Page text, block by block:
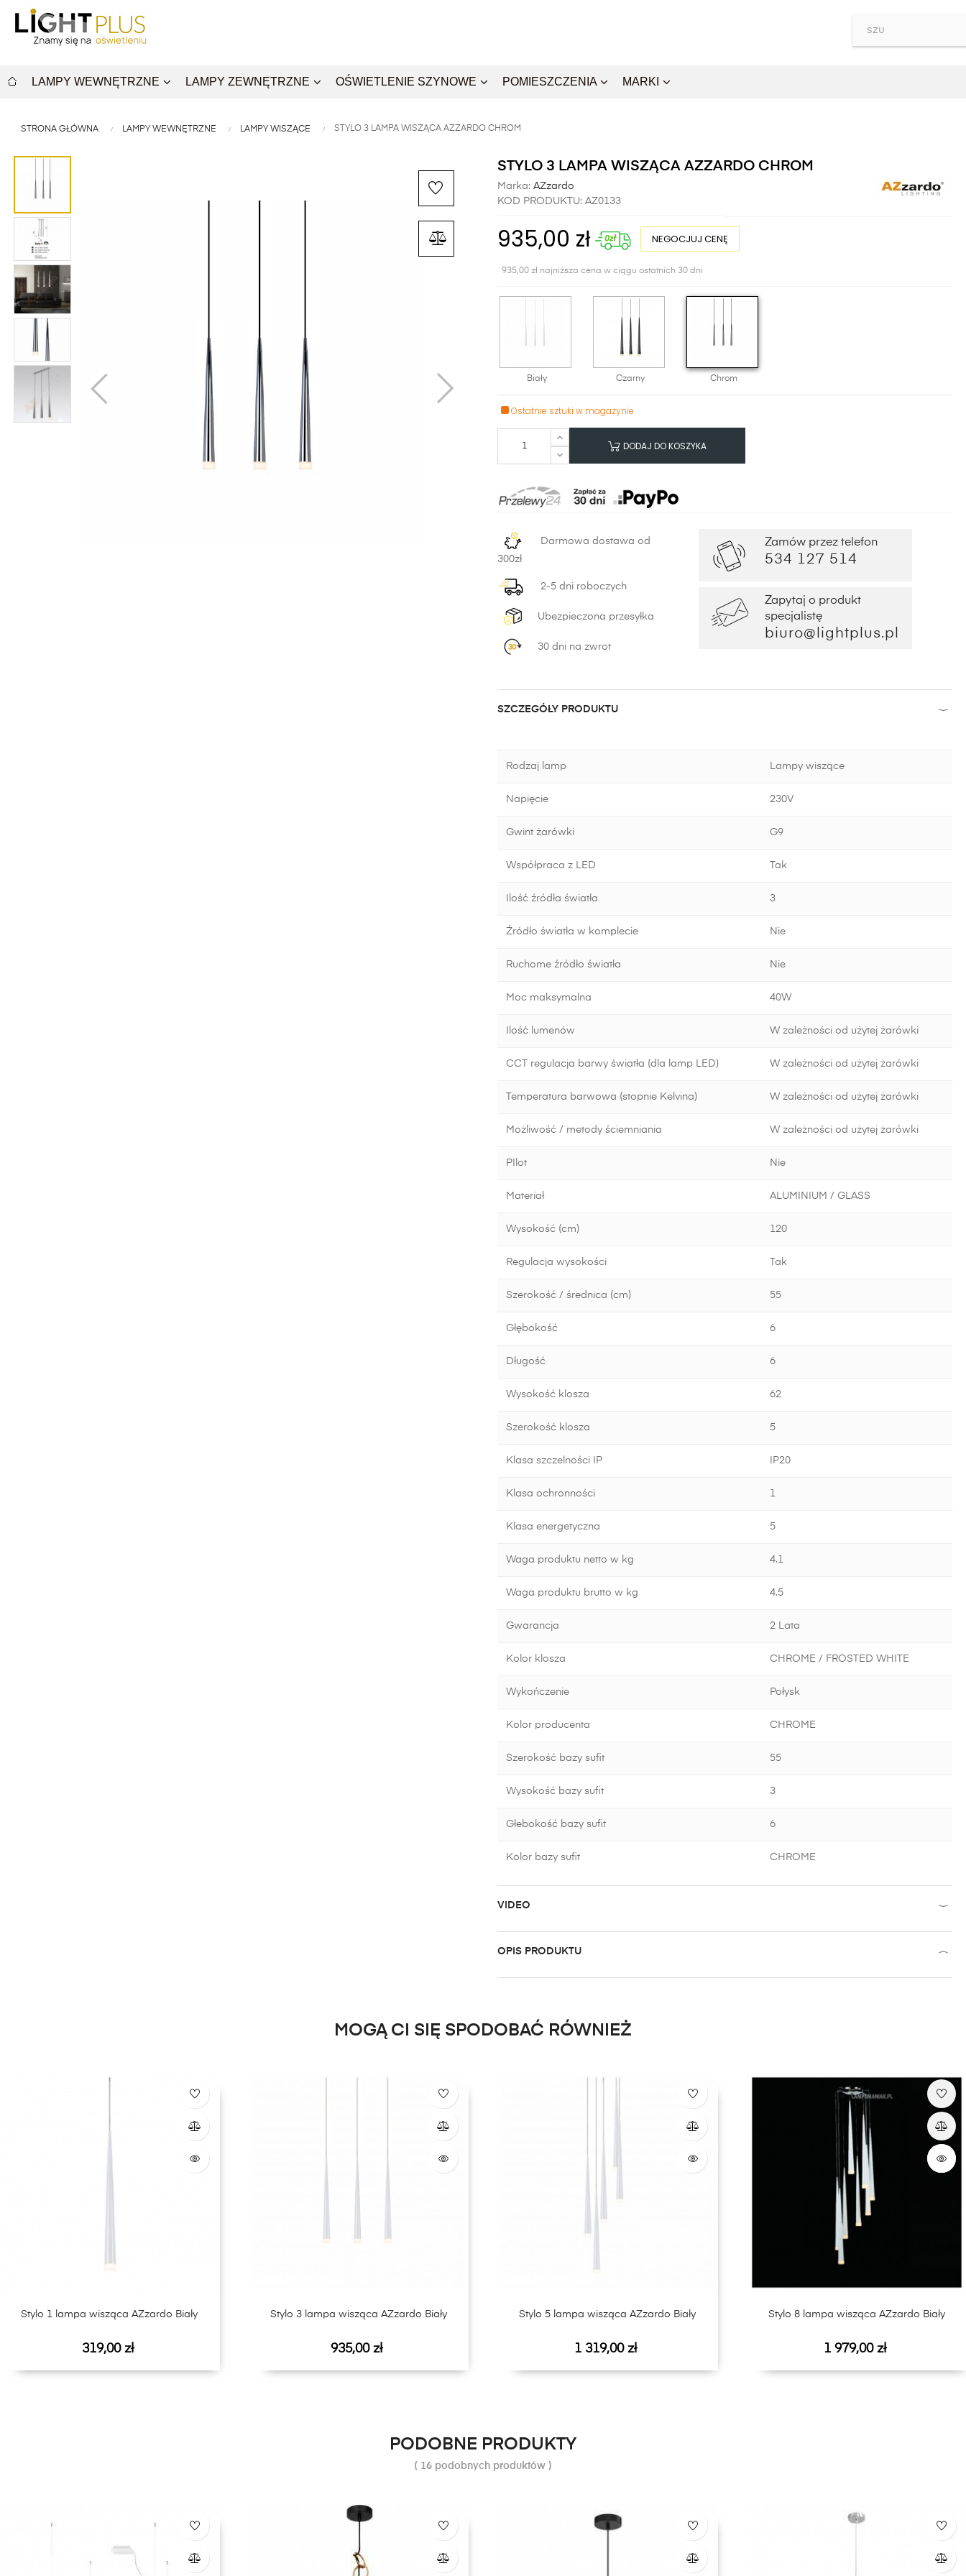
LAMPY WEWNĘTRZNE LAMPY ZEWNĘTRZNE OŚWIETLENIE SZYNOWE POMIESZCZENIA MARKI
STRONA GŁÓWNA LAMPY WEWNĘTRZNE LAMPY WISZĄCE STYLO 3 LAMPA WISZĄCA AZZARDO CHROM
STYLO 3 LAMPA WISZĄCA AZZARDO CHROM
Marka: AZzardo
KOD PRODUKTU: AZ0133
935,00 zł NEGOCJUJ CENĘ
935,00 zł najniższa cena w ciągu ostatnich 30 dni
Biały Czarny Chrom
Ostatnie sztuki w magazynie
DODAJ DO KOSZYKA
Darmowa dostawa od
300zł
2-5 dni roboczych
Ubezpieczona przesyłka
30 dni na zwrot
Zamów przez telefon
534 127 514
Zapytaj o produkt
specjalistę
biuro@lightplus.pl
SZCZEGÓŁY PRODUKTU
Rodzaj lamp Lampy wiszące
Napięcie 230V
Gwint żarówki G9
Współpraca z LED Tak
Ilość źródła światła 3
Źródło światła w komplecie Nie
Ruchome źródło światła Nie
Moc maksymalna 40W
Ilość lumenów W zależności od użytej żarówki
CCT regulacja barwy światła (dla lamp LED) W zależności od użytej żarówki
Temperatura barwowa (stopnie Kelvina) W zależności od użytej żarówki
Możliwość / metody ściemniania W zależności od użytej żarówki
PIlot Nie
Materiał ALUMINIUM / GLASS
Wysokość (cm) 120
Regulacja wysokości Tak
Szerokość / średnica (cm) 55
Głębokość 6
Długość 6
Wysokość klosza 62
Szerokość klosza 5
Klasa szczelności IP IP20
Klasa ochronności 1
Klasa energetyczna 5
Waga produktu netto w kg 4.1
Waga produktu brutto w kg 4.5
Gwarancja 2 Lata
Kolor klosza CHROME / FROSTED WHITE
Wykończenie Połysk
Kolor producenta CHROME
Szerokość bazy sufit 55
Wysokość bazy sufit 3
Głebokość bazy sufit 6
Kolor bazy sufit CHROME
VIDEO
OPIS PRODUKTU
MOGĄ CI SIĘ SPODOBAĆ RÓWNIEŻ
Stylo 1 lampa wisząca AZzardo Biały
Cena
319,00 zł
Stylo 3 lampa wisząca AZzardo Biały
Cena
935,00 zł
Stylo 5 lampa wisząca AZzardo Biały
Cena
1 319,00 zł
Stylo 8 lampa wisząca AZzardo Biały
Cena
1 979,00 zł
PODOBNE PRODUKTY
( 16 podobnych produktów )